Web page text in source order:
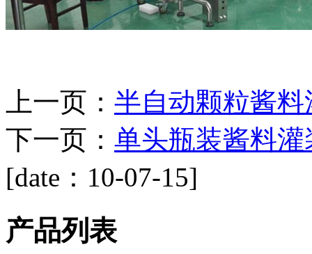
上一页： 半自动颗粒酱料
下一页： 单头瓶装酱料灌
[date：10-07-15]
产品列表